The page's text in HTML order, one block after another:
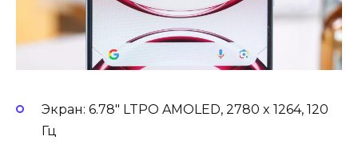
Экран: 6.78″ LTPO AMOLED, 2780 x 1264, 120
Гц